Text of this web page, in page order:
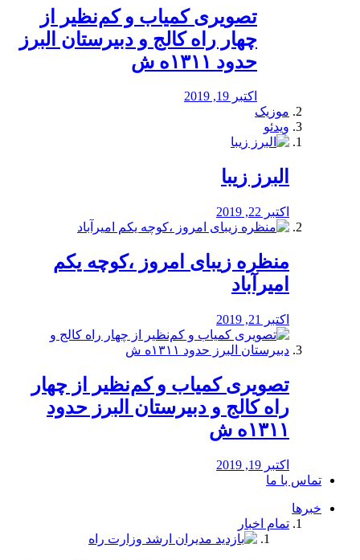
️تصویری کمیاب و کم‌نظیر از
چهار راه كالج و دبيرستان البرز
حدود ۱۳۱۱ه ش
اکتبر 19, 2019
موزیک
ویدئو
البرز زیبا
اکتبر 22, 2019
منظره‌‌ زیبای امروز ،کوچه یکم
امیرآباد
اکتبر 21, 2019
️تصویری کمیاب و کم‌نظیر از چهار
راه كالج و دبيرستان البرز حدود
۱۳۱۱ه ش
اکتبر 19, 2019
تماس با ما
خبرها
تمام اخبار